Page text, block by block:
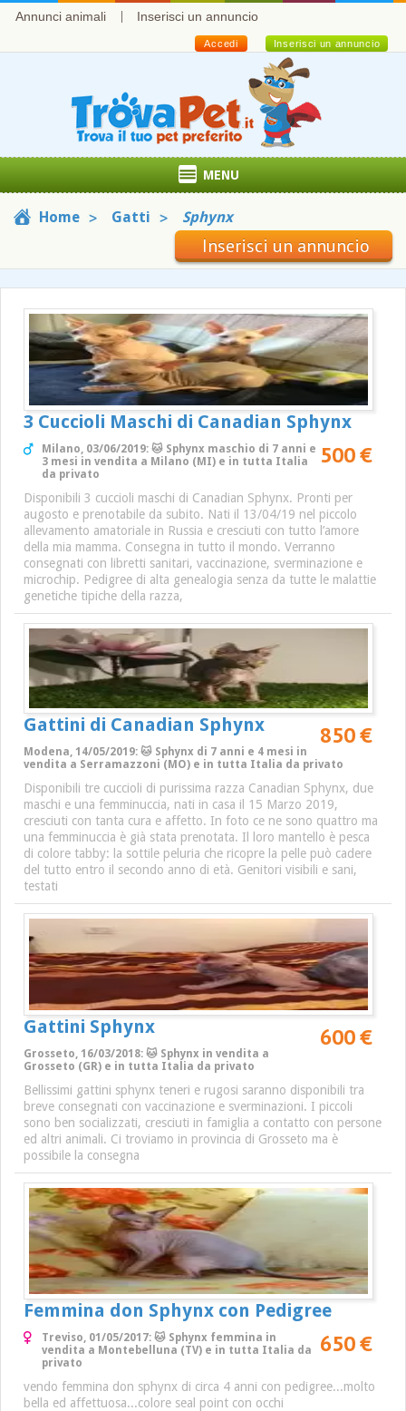
Annunci animali Inserisci un annuncio
Inserisci un annuncio
Accedi
MENU
Home Gatti Sphynx
Inserisci un annuncio
3 Cuccioli Maschi di Canadian Sphynx
500 €
Milano, 03/06/2019: 🐱 Sphynx maschio di 7 anni e
3 mesi in vendita a Milano (MI) e in tutta Italia
da privato
Disponibili 3 cuccioli maschi di Canadian Sphynx. Pronti per
augosto e prenotabile da subito. Nati il 13/04/19 nel piccolo
allevamento amatoriale in Russia e cresciuti con tutto l’amore
della mia mamma. Consegna in tutto il mondo. Verranno
consegnati con libretti sanitari, vaccinazione, sverminazione e
microchip. Pedigree di alta genealogia senza da tutte le malattie
genetiche tipiche della razza,
Gattini di Canadian Sphynx 850 €
Modena, 14/05/2019: 🐱 Sphynx di 7 anni e 4 mesi in
vendita a Serramazzoni (MO) e in tutta Italia da privato
Disponibili tre cuccioli di purissima razza Canadian Sphynx, due
maschi e una femminuccia, nati in casa il 15 Marzo 2019,
cresciuti con tanta cura e affetto. In foto ce ne sono quattro ma
una femminuccia è già stata prenotata. Il loro mantello è pesca
di colore tabby: la sottile peluria che ricopre la pelle può cadere
del tutto entro il secondo anno di età. Genitori visibili e sani,
testati
Gattini Sphynx 600 €
Grosseto, 16/03/2018: 🐱 Sphynx in vendita a
Grosseto (GR) e in tutta Italia da privato
Bellissimi gattini sphynx teneri e rugosi saranno disponibili tra
breve consegnati con vaccinazione e sverminazioni. I piccoli
sono ben socializzati, cresciuti in famiglia a contatto con persone
ed altri animali. Ci troviamo in provincia di Grosseto ma è
possibile la consegna
Femmina don Sphynx con Pedigree
650 €
Treviso, 01/05/2017: 🐱 Sphynx femmina in
vendita a Montebelluna (TV) e in tutta Italia da
privato
vendo femmina don sphynx di circa 4 anni con pedigree...molto
bella ed affettuosa...colore seal point con occhi